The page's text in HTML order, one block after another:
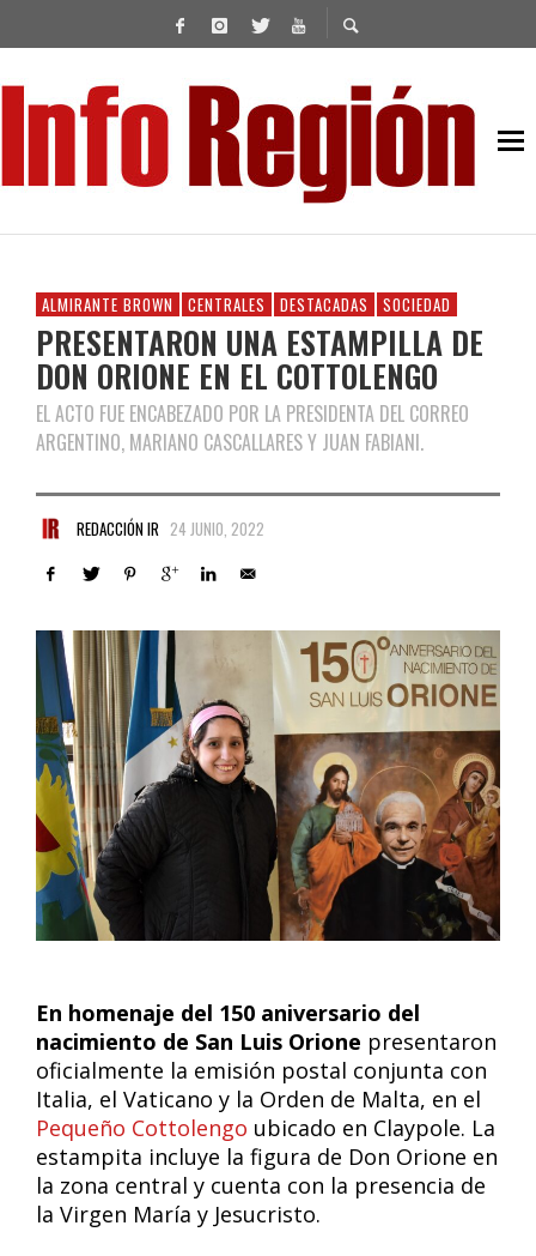
ALMIRANTE BROWN CENTRALES DESTACADAS SOCIEDAD
PRESENTARON UNA ESTAMPILLA DE
DON ORIONE EN EL COTTOLENGO
EL ACTO FUE ENCABEZADO POR LA PRESIDENTA DEL CORREO
ARGENTINO, MARIANO CASCALLARES Y JUAN FABIANI.
REDACCIÓN IR 24 JUNIO, 2022
En homenaje del 150 aniversario del
nacimiento de San Luis Orione presentaron
oficialmente la emisión postal conjunta con
Italia, el Vaticano y la Orden de Malta, en el
Pequeño Cottolengo ubicado en Claypole. La
estampita incluye la figura de Don Orione en
la zona central y cuenta con la presencia de
la Virgen María y Jesucristo.